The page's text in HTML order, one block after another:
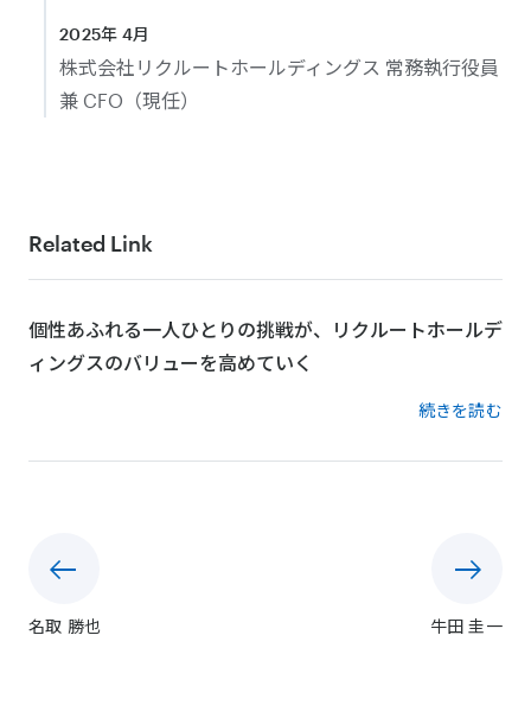
2025年 4月
株式会社リクルートホールディングス 常務執行役員
兼 CFO（現任）
Related Link
個性あふれる一人ひとりの挑戦が、リクルートホールデ
ィングスのバリューを高めていく
続きを読む
名取 勝也 牛田 圭一